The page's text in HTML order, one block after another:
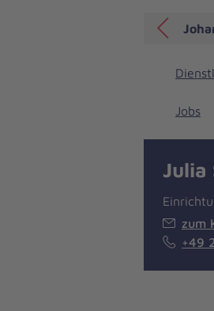
Jobs
Julia
zum
+49